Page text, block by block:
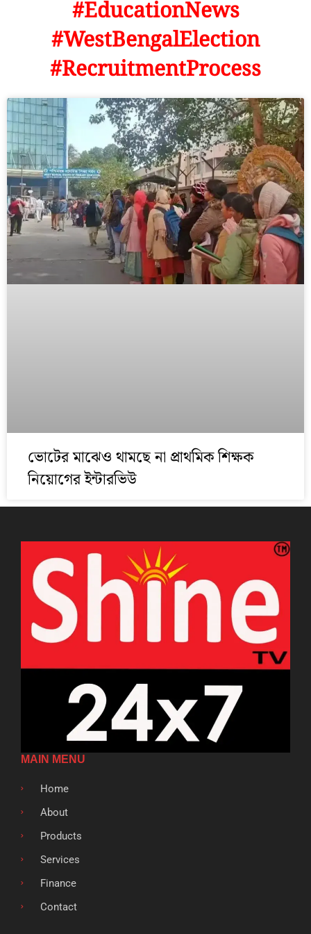
#EducationNews
#WestBengalElection
#RecruitmentProcess
ভোটের মাঝেও থামছে না প্রাথমিক শিক্ষক
নিয়োগের ইন্টারভিউ
MAIN MENU
Home
About
Products
Services
Finance
Contact